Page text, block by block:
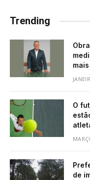
Trending
O
de